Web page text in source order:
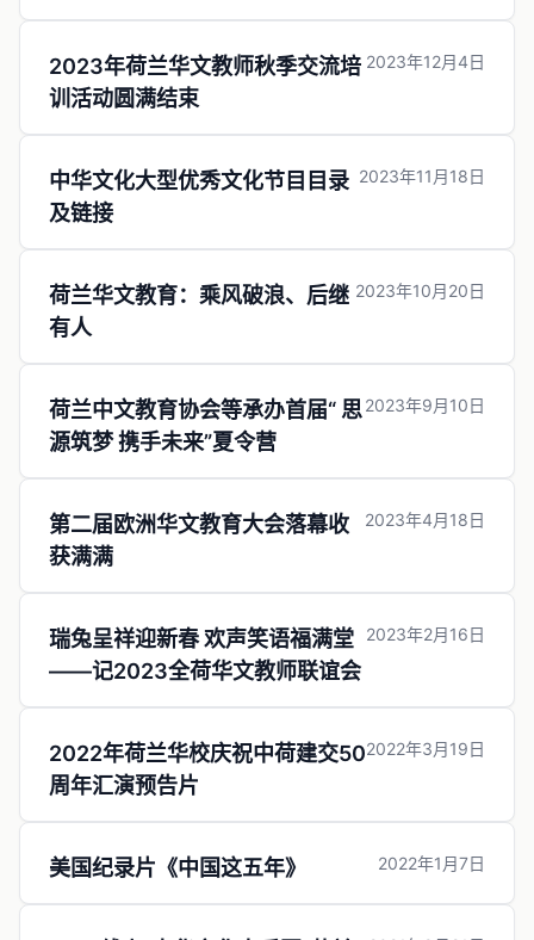
2023年荷兰华文教师秋季交流培
训活动圆满结束
2023年12月4日
中华文化大型优秀文化节目目录
及链接
2023年11月18日
荷兰华文教育：乘风破浪、后继
有人
2023年10月20日
荷兰中文教育协会等承办首届“ 思
源筑梦 携手未来”夏令营
2023年9月10日
第二届欧洲华文教育大会落幕收
获满满
2023年4月18日
瑞兔呈祥迎新春 欢声笑语福满堂
——记2023全荷华文教师联谊会
2023年2月16日
2022年荷兰华校庆祝中荷建交50
周年汇演预告片
2022年3月19日
美国纪录片《中国这五年》 2022年1月7日